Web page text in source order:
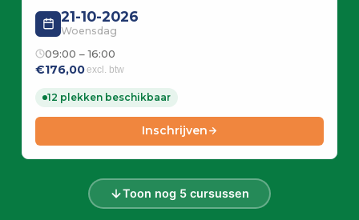
21-10-2026
Woensdag
09:00 – 16:00
€176,00excl. btw
12 plekken beschikbaar
Inschrijven
Toon nog 5 cursussen